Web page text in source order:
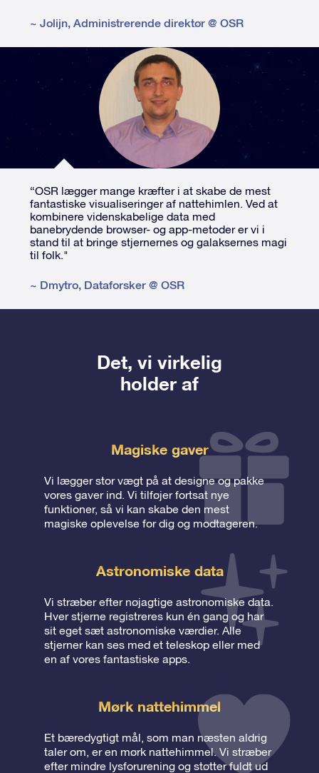
~ Jolijn, Administrerende direktør @ OSR
“OSR lægger mange kræfter i at skabe de mest
fantastiske visualiseringer af nattehimlen. Ved at
kombinere videnskabelige data med
banebrydende browser- og app-metoder er vi i
stand til at bringe stjernernes og galaksernes magi
til folk."
~ Dmytro, Dataforsker @ OSR
Det, vi virkelig
holder af
Magiske gaver
Vi lægger stor vægt på at designe og pakke
vores gaver ind. Vi tilføjer fortsat nye
funktioner, så vi kan skabe den mest
magiske oplevelse for dig og modtageren.
Astronomiske data
Vi stræber efter nøjagtige astronomiske data.
Hver stjerne registreres kun én gang og har
sit eget sæt astronomiske værdier. Alle
stjerner kan ses med et teleskop eller med
en af vores fantastiske apps.
Mørk nattehimmel
Et bæredygtigt mål, som man næsten aldrig
taler om, er en mørk nattehimmel. Vi stræber
efter mindre lysforurening og støtter fuldt ud